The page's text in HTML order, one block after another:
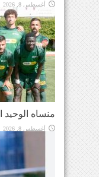
أغسطس 8, 2026
منساه الوحيد
أغسطس 8, 2026